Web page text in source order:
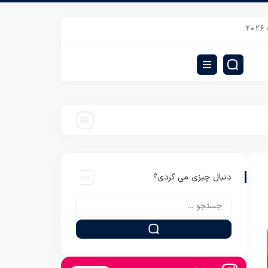
خرید پتو مرینوس مسافرتی مدل دبل فیس
دنبال چیزی می گردی؟